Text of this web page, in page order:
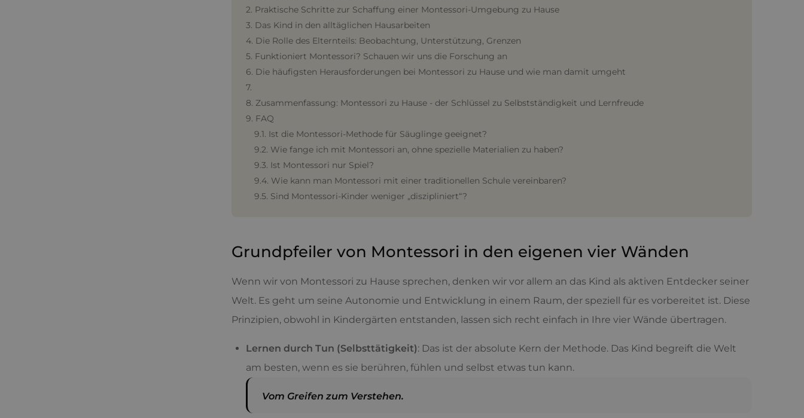
2. Praktische Schritte zur Schaffung einer Montessori-Umgebung zu Hause
3. Das Kind in den alltäglichen Hausarbeiten
4. Die Rolle des Elternteils: Beobachtung, Unterstützung, Grenzen
5. Funktioniert Montessori? Schauen wir uns die Forschung an
6. Die häufigsten Herausforderungen bei Montessori zu Hause und wie man damit umgeht
7.
8. Zusammenfassung: Montessori zu Hause - der Schlüssel zu Selbstständigkeit und Lernfreude
9. FAQ
9.1. Ist die Montessori-Methode für Säuglinge geeignet?
9.2. Wie fange ich mit Montessori an, ohne spezielle Materialien zu haben?
9.3. Ist Montessori nur Spiel?
9.4. Wie kann man Montessori mit einer traditionellen Schule vereinbaren?
9.5. Sind Montessori-Kinder weniger „diszipliniert“?
Grundpfeiler von Montessori in den eigenen vier Wänden
Wenn wir von Montessori zu Hause sprechen, denken wir vor allem an das Kind als aktiven Entdecker seiner
Welt. Es geht um seine Autonomie und Entwicklung in einem Raum, der speziell für es vorbereitet ist. Diese
Prinzipien, obwohl in Kindergärten entstanden, lassen sich recht einfach in Ihre vier Wände übertragen.
Lernen durch Tun (Selbsttätigkeit): Das ist der absolute Kern der Methode. Das Kind begreift die Welt
am besten, wenn es sie berühren, fühlen und selbst etwas tun kann.
Vom Greifen zum Verstehen.